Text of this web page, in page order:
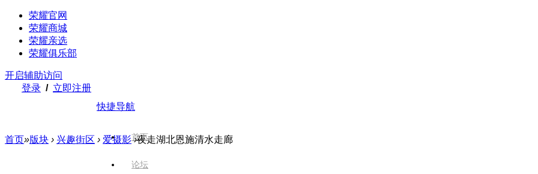
荣耀官网
荣耀商城
荣耀亲选
荣耀俱乐部
开启辅助访问
登录 / 立即注册
快捷导航
首页
论坛
首页»版块 › 兴趣街区 › 爱摄影 ›夜走湖北恩施清水走廊